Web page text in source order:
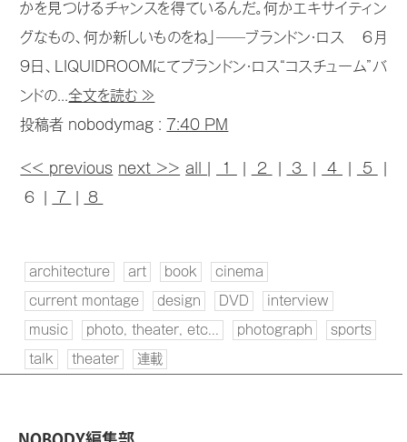
かを見つけるチャンスを得ているんだ。何かエキサイティン
グなもの、何か新しいものをね」──ブランドン・ロス 6月
9日、LIQUIDROOMにてブランドン・ロス“コスチューム”バ
ンドの...全文を読む ≫
投稿者 nobodymag :
7:40 PM
<< previous next >> all 1 2 3 4 5
6 |
7 8
architecture art book cinema
current montage design DVD interview
music photo, theater, etc... photograph sports
talk theater 連載